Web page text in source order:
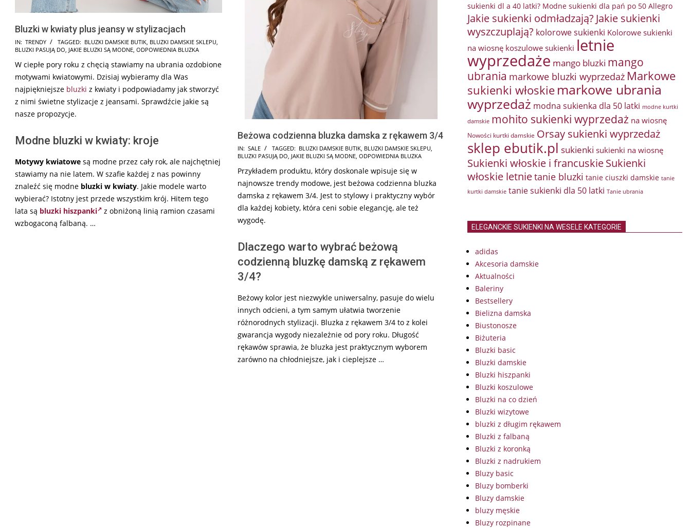
Bluzki w kwiaty plus jeansy w stylizacjach
2026-
02-
19
IN: TRENDY TAGGED: BLUZKI DAMSKIE BUTIK, BLUZKI DAMSKIE SKLEPU,
BLUZKI PASUJĄ DO, JAKIE BLUZKI SĄ MODNE, ODPOWIEDNIA BLUZKA
W ciepłe pory roku z chęcią stawiamy na ubrania ozdobione
motywami kwiatowymi. Dzisiaj wybieramy dla Was
najpiękniejsze bluzki z kwiaty i podpowiadamy jak stworzyć
z nimi świetne stylizacje z jeansami. Sprawdźcie jakie są
nasze propozycje.
Modne bluzki w kwiaty: kroje
Motywy kwiatowe są modne przez cały rok, ale najchętniej
stawiamy na nie latem. W szafie każdej z nas powinny
znaleźć się modne bluzki w kwiaty. Jakie modele warto
wybierać? Istotny jest przede wszystkim krój. Hitem tego
lata są bluzki hiszpanki
z obniżoną linią ramion czasami
wzbogaconą falbaną. …
Beżowa codzienna bluzka damska z rękawem 3/4
2025-
09-
13
IN: SALE TAGGED: BLUZKI DAMSKIE BUTIK, BLUZKI DAMSKIE SKLEPU,
BLUZKI PASUJĄ DO, JAKIE BLUZKI SĄ MODNE, ODPOWIEDNIA BLUZKA
Przykładem produktu, który doskonale wpisuje się w
najnowsze trendy modowe, jest beżowa codzienna bluzka
damska z rękawem 3/4. Jest to stylowy i praktyczny wybór
dla każdej kobiety, która ceni sobie elegancję, ale też
wygodę.
Dlaczego warto wybrać beżową
codzienną bluzkę damską z rękawem
3/4?
Beżowy kolor jest niezwykle uniwersalny, pasuje do wielu
innych odcieni, a tym samym ułatwia tworzenie
różnorodnych stylizacji. Bluzka z rękawem 3/4 to z kolei
gwarancja wygody niezależnie od pory roku. Długość
rękawów sprawia, że bluzka jest praktycznym wyborem
zarówno na chłodniejsze, jak i cieplejsze …
sukienki dl a 40 latki? Modne sukienki dla pań po 50 Allegro
Jakie sukienki odmładzają? Jakie sukienki
wyszczuplają? kolorowe sukienki Kolorowe sukienki
na wiosnę koszulowe sukienki letnie
wyprzedaże mango bluzki mango
ubrania markowe bluzki wyprzedaż Markowe
sukienki włoskie markowe ubrania
wyprzedaż modna sukienka dla 50 latki modne kurtki
damskie mohito sukienki wyprzedaż na wiosnę
Nowości kurtki damskie Orsay sukienki wyprzedaż
sklep ebutik.pl sukienki sukienki na wiosnę
Sukienki włoskie i francuskieSukienki
włoskie letnietanie bluzki tanie ciuszki damskie tanie
kurtki damskie tanie sukienki dla 50 latki Tanie ubrania
ELEGANCKIE SUKIENKI NA WESELE KATEGORIE
adidas
Akcesoria damskie
Aktualności
Baleriny
Bestsellery
Bielizna damska
Biustonosze
Biżuteria
Bluzki basic
Bluzki damskie
Bluzki hiszpanki
Bluzki koszulowe
Bluzki na co dzień
Bluzki wizytowe
bluzki z długim rękawem
Bluzki z falbaną
Bluzki z koronką
Bluzki z nadrukiem
Bluzy basic
Bluzy bomberki
Bluzy damskie
bluzy męskie
Bluzy rozpinane